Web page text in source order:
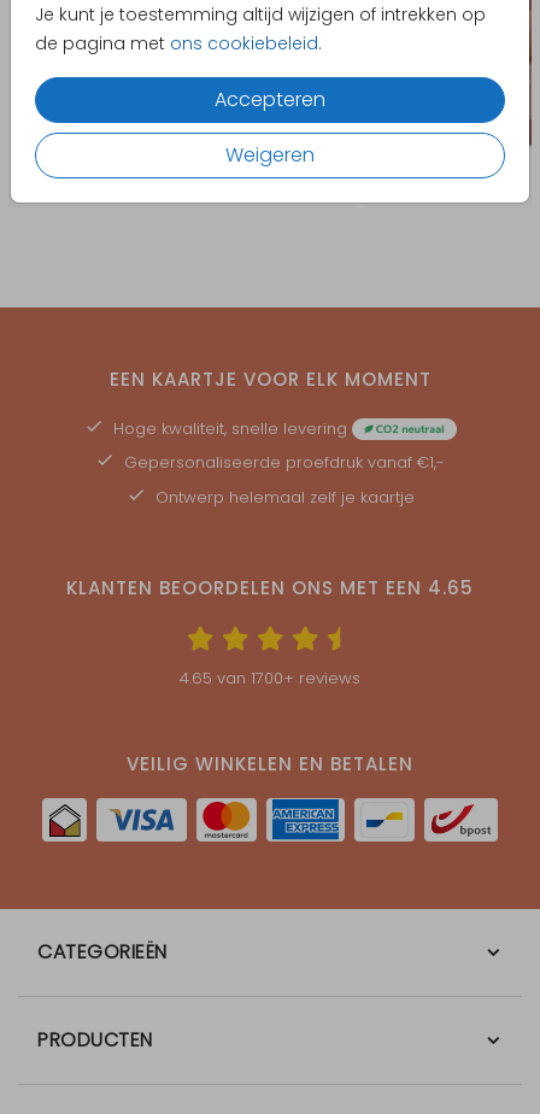
Je kunt je toestemming altijd wijzigen of intrekken op
de pagina met ons cookiebeleid.
Accepteren
Weigeren
EEN KAARTJE VOOR ELK MOMENT
Hoge kwaliteit, snelle levering
Gepersonaliseerde proefdruk vanaf €1,-
Ontwerp helemaal zelf je kaartje
KLANTEN BEOORDELEN ONS MET EEN 4.65
4.65 van 1700+ reviews
VEILIG WINKELEN EN BETALEN
CATEGORIEËN
PRODUCTEN